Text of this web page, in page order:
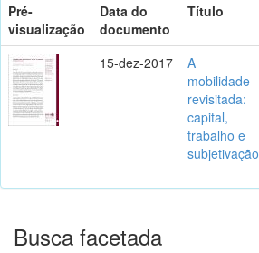
Pré-
visualização
Data do
documento
Título
15-dez-2017
A
mobilidade
revisitada:
capital,
trabalho e
subjetivação
Busca facetada